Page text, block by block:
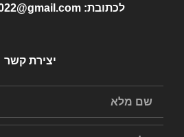
לכתובת: htofashion2022@gmail.com
יצירת קשר